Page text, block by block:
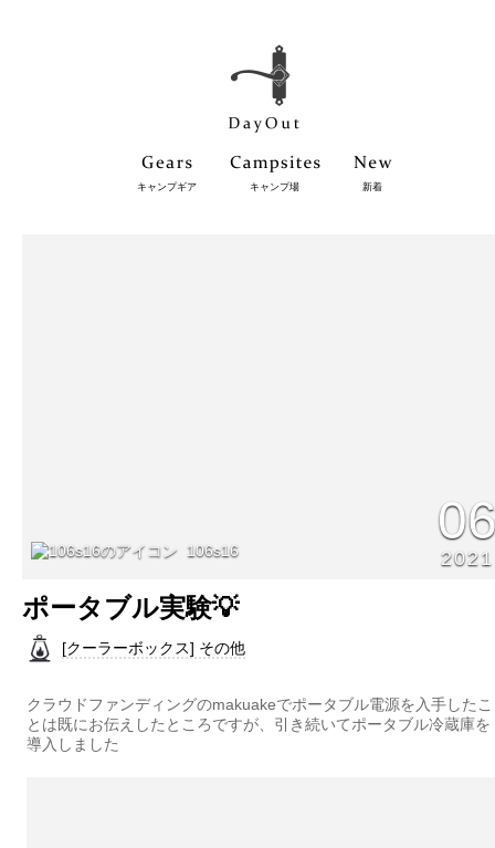
キャンプギア キャンプ場 新着
106s16 2021
ポータブル実験💡
[クーラーボックス] その他
クラウドファンディングのmakuakeでポータブル電源を入手したこ
とは既にお伝えしたところですが、引き続いてポータブル冷蔵庫を
導入しました